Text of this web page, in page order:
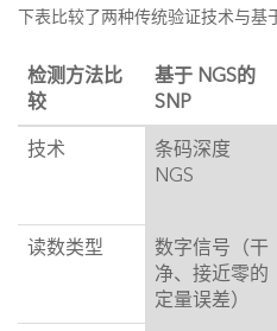
下表比较了两种传统验证技术与基
检测方法比
较
基于 NGS的
SNP
技术
条码深度
NGS
读数类型
数字信号（干
净、接近零的
定量误差）